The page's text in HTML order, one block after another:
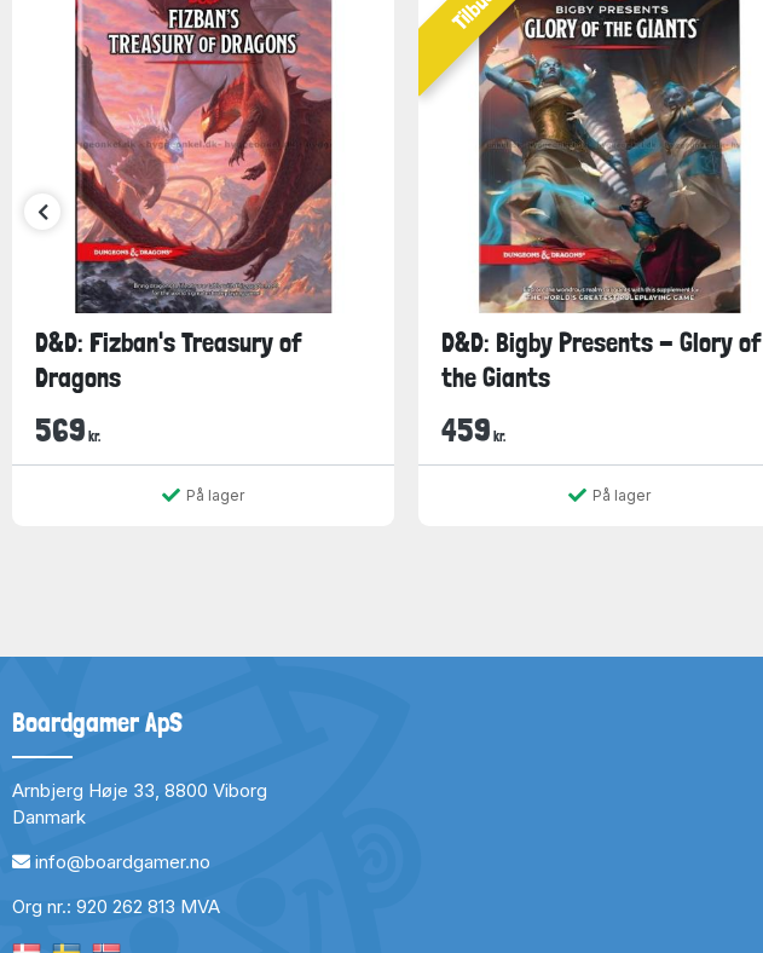
D&D: Fizban's Treasury of
Dragons
569 kr.
På lager
D&D: Bigby Presents - Glory of
the Giants
459 kr.
På lager
Boardgamer ApS
Arnbjerg Høje 33, 8800 Viborg
Danmark
info@boardgamer.no
Org nr.: 920 262 813 MVA